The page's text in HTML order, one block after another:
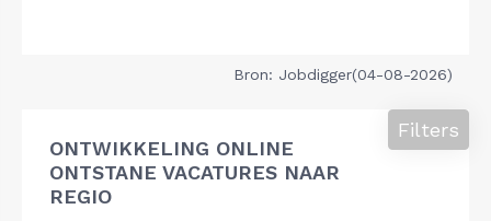
Bron: Jobdigger(04-08-2026)
ONTWIKKELING ONLINE
ONTSTANE VACATURES NAAR
REGIO
Filters